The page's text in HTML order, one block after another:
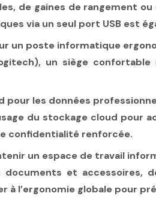
de gaines de rangement
via un seul port USB est
un poste informatique
un siège
pour les données
du stockage cloud pour
confidentialité renforcée.
un espace de travail
et accessoires,
l’ergonomie globale pour